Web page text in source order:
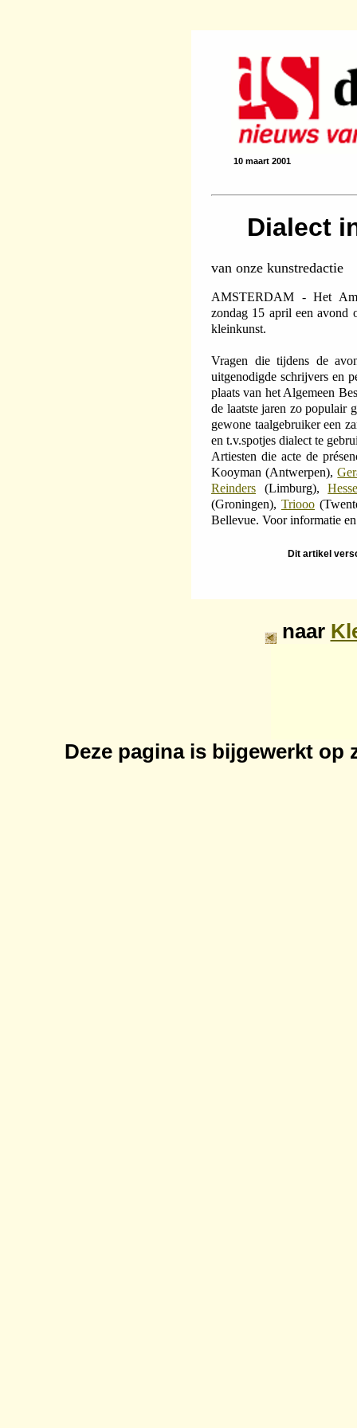
10 maart 2001
Dialect
van onze kunstredactie
AMSTERDAM - Het
zondag 15 april een avond
kleinkunst.
Vragen die tijdens de
uitgenodigde schrijvers en
plaats van het Algemeen
de laatste jaren zo populair
gewone taalgebruiker een
en t.v.spotjes dialect te
Artiesten die acte de
Kooyman (Antwerpen),
Reinders (Limburg),
(Groningen), Triooo
Bellevue. Voor informatie
Dit artikel
naar
Deze pagina is bijgewerkt op